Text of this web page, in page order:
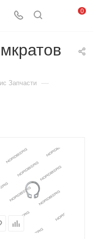
0
Запчасти —